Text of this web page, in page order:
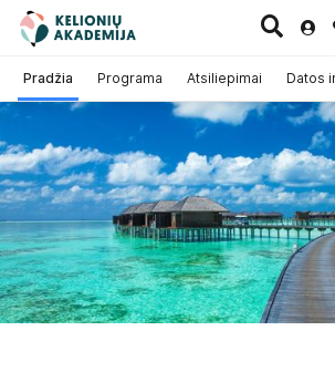
Paskutinė
minutė
Pažintinės
kelionės
Pradžia Programa Atsiliepimai Datos